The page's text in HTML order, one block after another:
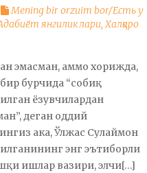
Mening bir orzuim bor/Есть у
янгиликлари,Халқаро
эмасман, аммо хорижда,
бурчида “собиқ
ёзувчилардан
деган оддий
ака, Ўлжас Сулаймон
энг эътиборли
ишлар вазири, элчи[…]